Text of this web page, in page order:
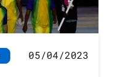
05/04/2023